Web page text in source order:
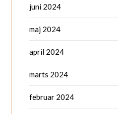
juni 2024
maj 2024
april 2024
marts 2024
februar 2024